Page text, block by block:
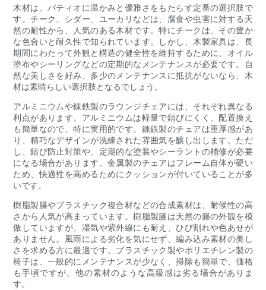
木材は、パティオに温かみと優雅さをもたらす定番の選択肢で
す。チーク、シダー、ユーカリなどは、腐食や虫害に対する天
然の耐性から、人気のある木材です。特にチークは、その豊か
な色合いと耐久性で知られています。しかし、木製家具は、長
期間にわたって外観と構造の健全性を維持するために、オイル
塗布やシーリングなどの定期的なメンテナンスが必要です。自
然な美しさを好み、多少のメンテナンスに抵抗がないなら、木
材は素晴らしい選択肢となるでしょう。
アルミニウムや錬鉄製のラウンジチェアには、それぞれ異なる
利点があります。アルミニウムは軽量で錆びにくく、配置換え
も簡単なので、特に実用的です。錬鉄製のチェアは重厚感があ
り、精巧なデザインが洗練された雰囲気を醸し出します。ただ
し、錆び防止対策や、定期的な塗装やシーラントの補修が必要
になる場合があります。金属製のチェアはフレーム自体が硬い
ため、快適性を高めるためにクッションが付いていることが多
いです。
樹脂製籐やプラスチック複合材などの合成素材は、耐候性の高
さから人気が高まっています。樹脂製籐は天然の籐の外観を模
倣していますが、湿気や紫外線にも耐え、ひび割れや色あせが
ありません。風雨による劣化を気にせず、編み込み素材の美し
さを求める方に最適です。プラスチック製やポリエチレン製の
椅子は、一般的にメンテナンスが少なく、掃除も簡単で、価格
も手頃ですが、他の素材のような高級感は劣る場合がありま
す。